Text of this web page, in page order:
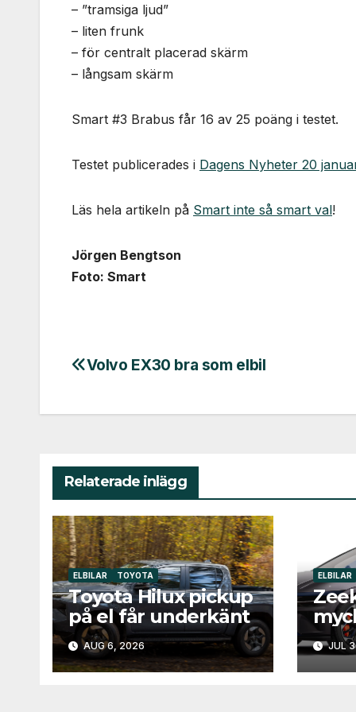
– ”tramsiga ljud”
– liten frunk
– för centralt placerad skärm
– långsam skärm
Smart #3 Brabus får 16 av 25 poäng i testet.
Testet publicerades i Dagens Nyheter 20
Läs hela artikeln på Smart inte så smart val!
Jörgen Bengtson
Foto: Smart
Inläggsnavigering
Volvo EX30 bra som elbil
Relaterade inlägg
ELBILAR TOYOTA
Toyota Hilux pickup
på el får underkänt
AUG 6, 2026
ELBILAR
JUL